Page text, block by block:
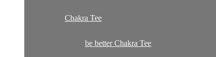
Chakra Tee
be better Chakra Tee